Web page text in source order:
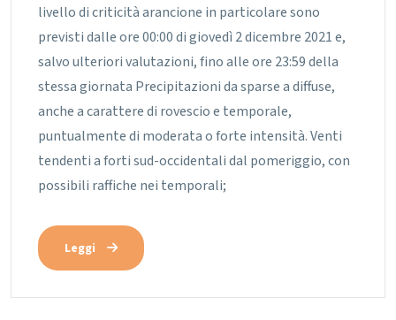
livello di criticità arancione in particolare sono
previsti dalle ore 00:00 di giovedì 2 dicembre 2021 e,
salvo ulteriori valutazioni, fino alle ore 23:59 della
stessa giornata Precipitazioni da sparse a diffuse,
anche a carattere di rovescio e temporale,
puntualmente di moderata o forte intensità. Venti
tendenti a forti sud-occidentali dal pomeriggio, con
possibili raffiche nei temporali;
Leggi